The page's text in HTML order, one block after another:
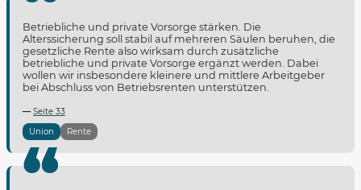
Betriebliche und private Vorsorge stärken. Die
Alterssicherung soll stabil auf mehreren Säulen beruhen, die
gesetzliche Rente also wirksam durch zusätzliche
betriebliche und private Vorsorge ergänzt werden. Dabei
wollen wir insbesondere kleinere und mittlere Arbeitgeber
bei Abschluss von Betriebsrenten unterstützen.
Seite 33
Union
Rente